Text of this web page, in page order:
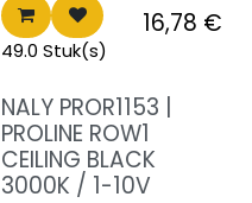
16,78 €
49.0 Stuk(s)
Nieuwe prijs
NALY PROR1153 |
PROLINE ROW1
CEILING BLACK
3000K / 1-10V